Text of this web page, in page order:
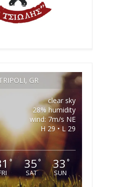
GR
clear sky
28% humidity
wind: 7m/s NE
H 29 • L 29
° 35°
SAT
33 °
SUN